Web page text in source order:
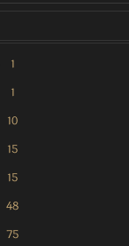
1
1
10
15
15
48
75